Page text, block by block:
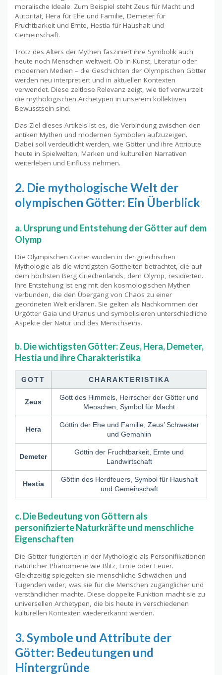
moralische Ideale. Zum Beispiel steht Zeus für Macht und
Autorität, Hera für Ehe und Familie, Demeter für
Fruchtbarkeit und Ernte, Hestia für Haushalt und
Gemeinschaft.
Trotz des Alters der Mythen fasziniert ihre Symbolik auch
heute noch Menschen weltweit. Ob in Kunst, Literatur oder
modernen Medien – die Geschichten der Olympischen Götter
werden neu interpretiert und in aktuellen Kontexten
verwendet. Diese zeitlose Relevanz zeigt, wie tief verwurzelt
die mythologischen Archetypen in unserem kollektiven
Bewusstsein sind.
Das Ziel dieses Artikels ist es, die Verbindung zwischen den
antiken Mythen und modernen Symbolen aufzuzeigen.
Dabei soll verdeutlicht werden, wie Götter und ihre Attribute
heute in Spielwelten, Marken und kulturellen Narrativen
weiterleben und Einfluss nehmen.
2. Die mythologische Welt der
olympischen Götter: Ein Überblick
a. Ursprung und Entstehung der Götter auf dem
Olymp
Die Olympischen Götter wurden in der griechischen
Mythologie als die wichtigsten Gottheiten betrachtet, die auf
dem höchsten Berg Griechenlands, dem Olymp, residierten.
Ihre Entstehung ist eng mit den kosmologischen Mythen
verbunden, die den Übergang von Chaos zu einer
geordneten Welt erklären. Sie gelten als Nachkommen der
Urgötter Gaia und Uranus und symbolisieren unterschiedliche
Aspekte der Natur und des Menschseins.
b. Die wichtigsten Götter: Zeus, Hera, Demeter,
Hestia und ihre Charakteristika
GOTT CHARAKTERISTIKA
Zeus
Gott des Himmels, Herrscher der Götter und
Menschen, Symbol für Macht
Hera
Göttin der Ehe und Familie, Zeus’ Schwester
und Gemahlin
Demeter
Göttin der Fruchtbarkeit, Ernte und
Landwirtschaft
Hestia
Göttin des Herdfeuers, Symbol für Haushalt
und Gemeinschaft
c. Die Bedeutung von Göttern als
personifizierte Naturkräfte und menschliche
Eigenschaften
Die Götter fungierten in der Mythologie als Personifikationen
natürlicher Phänomene wie Blitz, Ernte oder Feuer.
Gleichzeitig spiegelten sie menschliche Schwächen und
Tugenden wider, was sie für die Menschen zugänglicher und
verständlicher machte. Diese doppelte Funktion macht sie zu
universellen Archetypen, die bis heute in verschiedenen
kulturellen Kontexten wiedererkannt werden.
3. Symbole und Attribute der
Götter: Bedeutungen und
Hintergründe